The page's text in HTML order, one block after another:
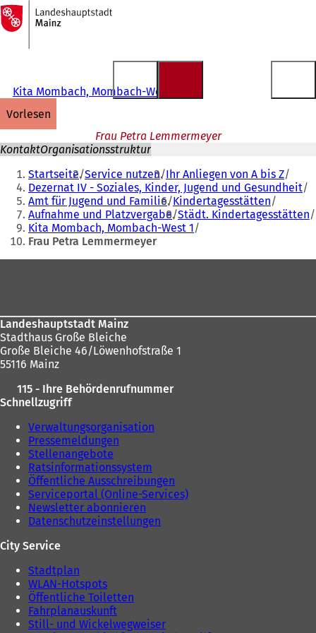
Inhalt anspringen
Zur
Startseite
Kita Mombach, Mombach-West 1
vorlesen
Frau Petra Lemmermeyer
KontaktOrganisationsstruktur
Sie
befinden
sich
hier:
Startseite Service nutzen Ihr Anliegen von A bis Z
Dezernat IV - Soziales, Kinder, Jugend und Gesundheit
Amt für Jugend und Familie Kindertagesstätten
Aufnahme und Platzvergabe Städt. Kindertagesstätten
Kita Mombach, Mombach-West 1
Frau Petra Lemmermeyer
Landeshauptstadt Mainz
Stadthaus Große Bleiche
Große Bleiche 46/Löwenhofstraße 1
55116 Mainz
115 - Ihre Behördenrufnummer
Schnellzugriff
Verwaltungsorganisation
Pressemeldungen
Stellenangebote
Ratsinformationssystem
Öffentliche Ausschreibungen
Serviceportal (Online-Services)
Newsletter abonnieren
Datenschutzeinstellungen
City Service
Stadtplan
WLAN-Hotspots
Öffentliche Toiletten
Fahrplanauskunft
Still- und Wickelwegweiser